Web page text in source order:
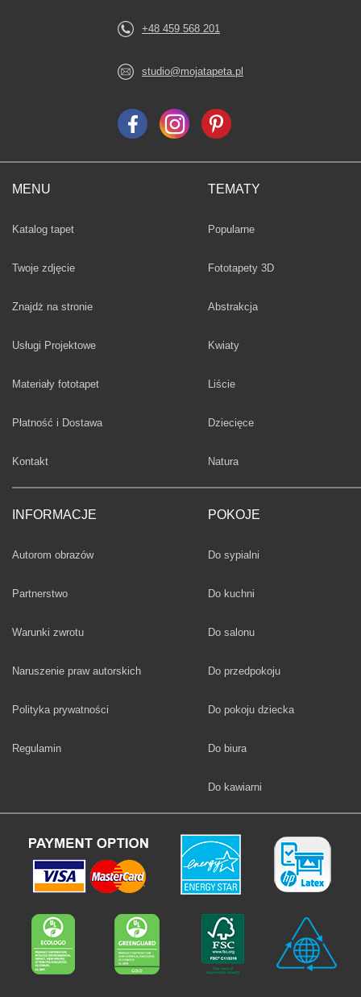
MENU
Katalog tapet
Twoje zdjęcie
Znajdż na stronie
Usługi Projektowe
Materiały fototapet
Płatność i Dostawa
Kontakt
INFORMACJE
Autorom obrazów
Partnerstwo
Warunki zwrotu
Naruszenie praw autorskich
Polityka prywatności
Regulamin
TEMATY
Fototapety
Popularne
Fototapety 3D
Fototapety
Abstrakcja
Fototapety
Kwiaty
Fototapety
Liście
Fototapety
Dziecięce
Fototapety
Natura
POKOJE
Fototapety
Do sypialni
Fototapety
Do kuchni
Fototapety
Do salonu
Fototapety
Do przedpokoju
Fototapety
Do pokoju dziecka
Fototapety
Do biura
Fototapety
Do kawiarni
+48 459 568 201
studio@mojatapeta.pl